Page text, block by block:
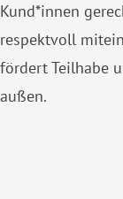
Kund*innen
respektvoll
fördert Teilhabe
außen.